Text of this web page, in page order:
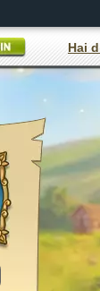
Hai